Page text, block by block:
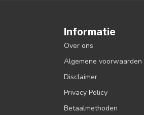
Informatie
Over ons
Algemene voorwaarden
Disclaimer
Privacy Policy
Betaalmethoden